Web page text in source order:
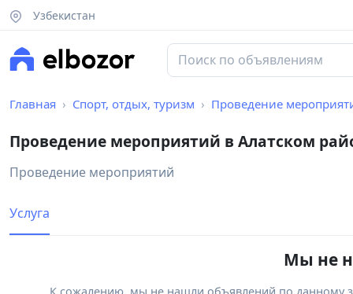
Узбекистан
Главная Спорт, отдых, туризм Проведение
Проведение мероприятий в Алатском
Проведение мероприятий
Услуга
Мы не